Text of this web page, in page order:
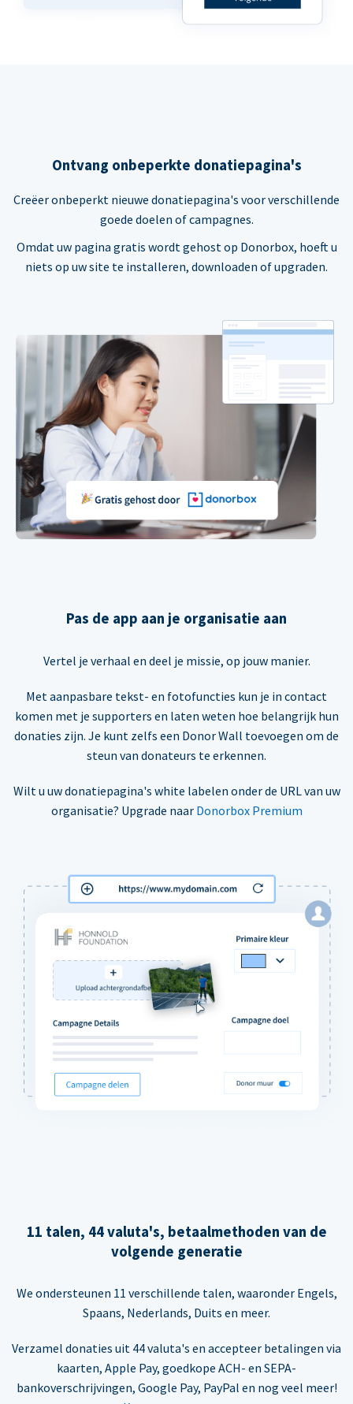
Ontvang onbeperkte donatiepagina's
Creëer onbeperkt nieuwe donatiepagina's voor verschillende
goede doelen of campagnes.
Omdat uw pagina gratis wordt gehost op Donorbox, hoeft u
niets op uw site te installeren, downloaden of upgraden.
Pas de app aan je organisatie aan
Vertel je verhaal en deel je missie, op jouw manier.
Met aanpasbare tekst- en fotofuncties kun je in contact
komen met je supporters en laten weten hoe belangrijk hun
donaties zijn. Je kunt zelfs een Donor Wall toevoegen om de
steun van donateurs te erkennen.
Wilt u uw donatiepagina's white labelen onder de URL van uw
organisatie? Upgrade naar Donorbox Premium
11 talen, 44 valuta's, betaalmethoden van de
volgende generatie
We ondersteunen 11 verschillende talen, waaronder Engels,
Spaans, Nederlands, Duits en meer.
Verzamel donaties uit 44 valuta's en accepteer betalingen via
kaarten, Apple Pay, goedkope ACH- en SEPA-
bankoverschrijvingen, Google Pay, PayPal en nog veel meer!